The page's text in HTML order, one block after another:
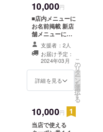
までも、会社・
お店・グループ
単位でも歓迎で
す！ 新店舗開店
後、店内スペー
スを確認してす
ぐに準備予定で
す。 ・支援時、
必ず備考欄に掲
載を希望される
お名前をご記入
ください ・文字
壁に貼るポス
ターのため、可
読性がある文字
10,000円
■店内メニューに
お名前掲載 新店
舗メニューに、
ご支援いただい
た皆さまのお名
前を「スポン
サー」として掲
出いたします。
ご支援いただく
位でも歓迎で
す！ ・支援時、
必ず備考欄に掲
支援者：2人
お届け予定：
2024年03月
詳細を見る
こ
の
リ
タ
ー
ン
を
選
択
す
る
10,000円
当店で使える